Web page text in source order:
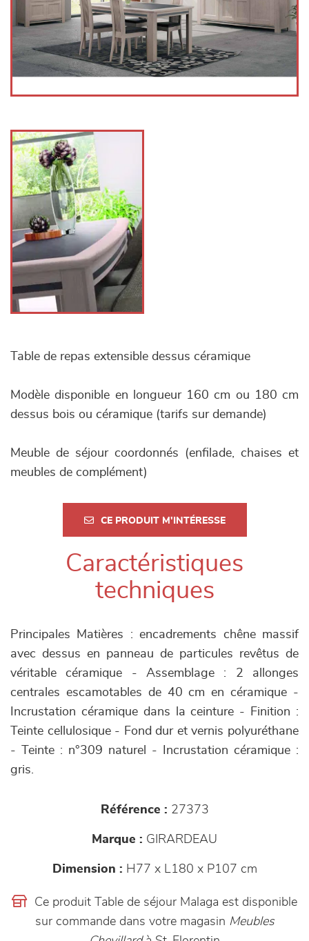
Table de repas extensible dessus céramique
Modèle disponible en longueur 160 cm ou 180 cm
dessus bois ou céramique (tarifs sur demande)
Meuble de séjour coordonnés (enfilade, chaises et
meubles de complément)
CE PRODUIT M'INTÉRESSE
Caractéristiques
techniques
Principales Matières : encadrements chêne massif
avec dessus en panneau de particules revêtus de
véritable céramique - Assemblage : 2 allonges
centrales escamotables de 40 cm en céramique -
Incrustation céramique dans la ceinture - Finition :
Teinte cellulosique - Fond dur et vernis polyuréthane
- Teinte : n°309 naturel - Incrustation céramique :
gris.
Référence : 27373
Marque : GIRARDEAU
Dimension : H77 x L180 x P107 cm
Ce produit Table de séjour Malaga est disponible
sur commande dans votre magasin Meubles